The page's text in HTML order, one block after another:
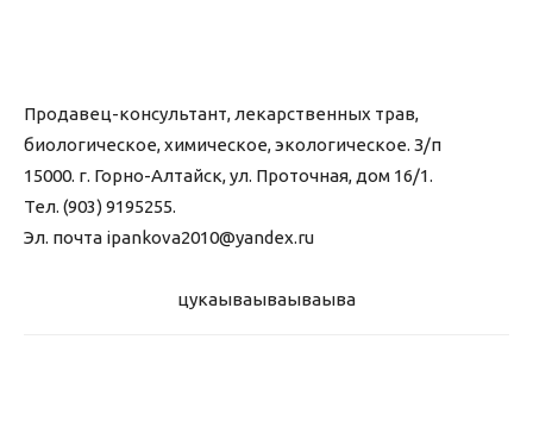
Продавец-консультант, лекарственных трав,
биологическое, химическое, экологическое. З/п
15000. г. Горно-Алтайск, ул. Проточная, дом 16/1.
Тел. (903) 9195255.
Эл. почта ipankova2010@yandex.ru
цукаываываываыва